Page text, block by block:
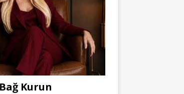
Kurun